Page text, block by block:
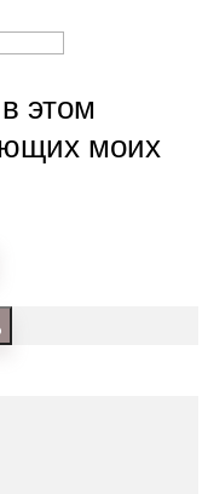
этом
моих